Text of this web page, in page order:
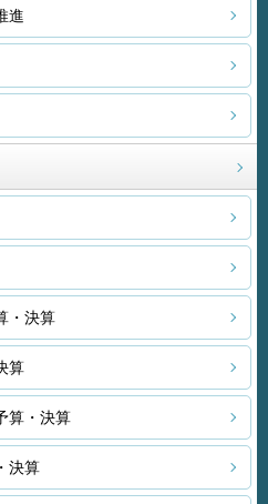
進
・決算
算
算・決算
決算